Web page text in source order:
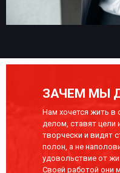
ЗАЧЕМ МЫ
Нам хочется жить в
делом, ставят цели
творчески и видят
полон, а не
удовольствие от
Своей работой они